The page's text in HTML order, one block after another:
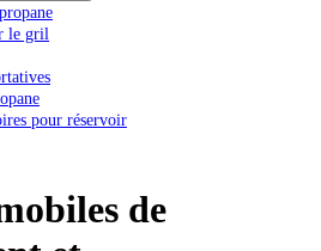
le gril
pour réservoir
de